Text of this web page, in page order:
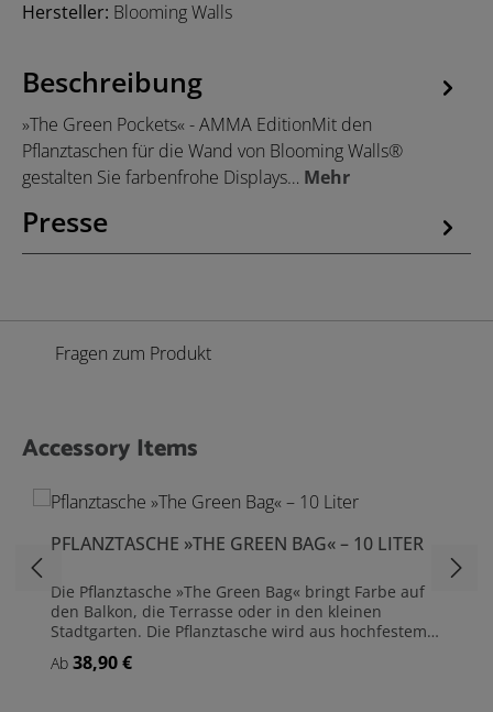
Hersteller: Blooming Walls
Beschreibung
»The Green Pockets« - AMMA EditionMit den
Pflanztaschen für die Wand von Blooming Walls®
gestalten Sie farbenfrohe Displays… Mehr
Presse
Fragen zum Produkt
Produktgalerie überspringen
Accessory Items
PFLANZTASCHE »THE GREEN BAG« – 10 LITER
Die Pflanztasche »The Green Bag« bringt Farbe auf
den Balkon, die Terrasse oder in den kleinen
Stadtgarten. Die Pflanztasche wird aus hochfestem
High-Quality Polyester gefertigt, ist UV-resistent,
reißfest und unempfindlich gegen hohe
Regulärer Preis:
Ab 38,90 €